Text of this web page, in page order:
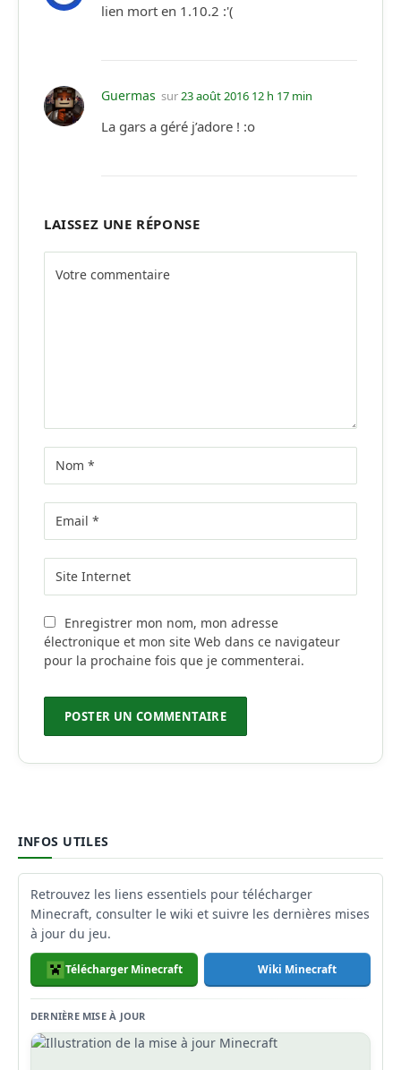
lien mort en 1.10.2 :'(
Guermas sur23 août 2016 12 h 17 min
La gars a géré j’adore ! :o
LAISSEZ UNE RÉPONSE
Enregistrer mon nom, mon adresse
électronique et mon site Web dans ce navigateur
pour la prochaine fois que je commenterai.
INFOS UTILES
Retrouvez les liens essentiels pour télécharger
Minecraft, consulter le wiki et suivre les dernières mises
à jour du jeu.
Télécharger Minecraft Wiki Minecraft
DERNIÈRE MISE À JOUR